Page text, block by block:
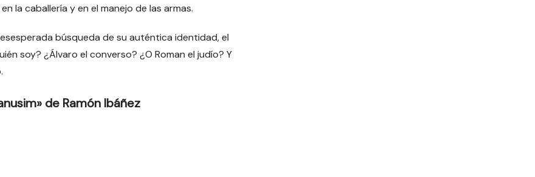
la caballería y en el manejo de las armas.
búsqueda de su auténtica identidad, el
soy? ¿Álvaro el converso? ¿O Roman el judío? Y
de Ramón Ibáñez